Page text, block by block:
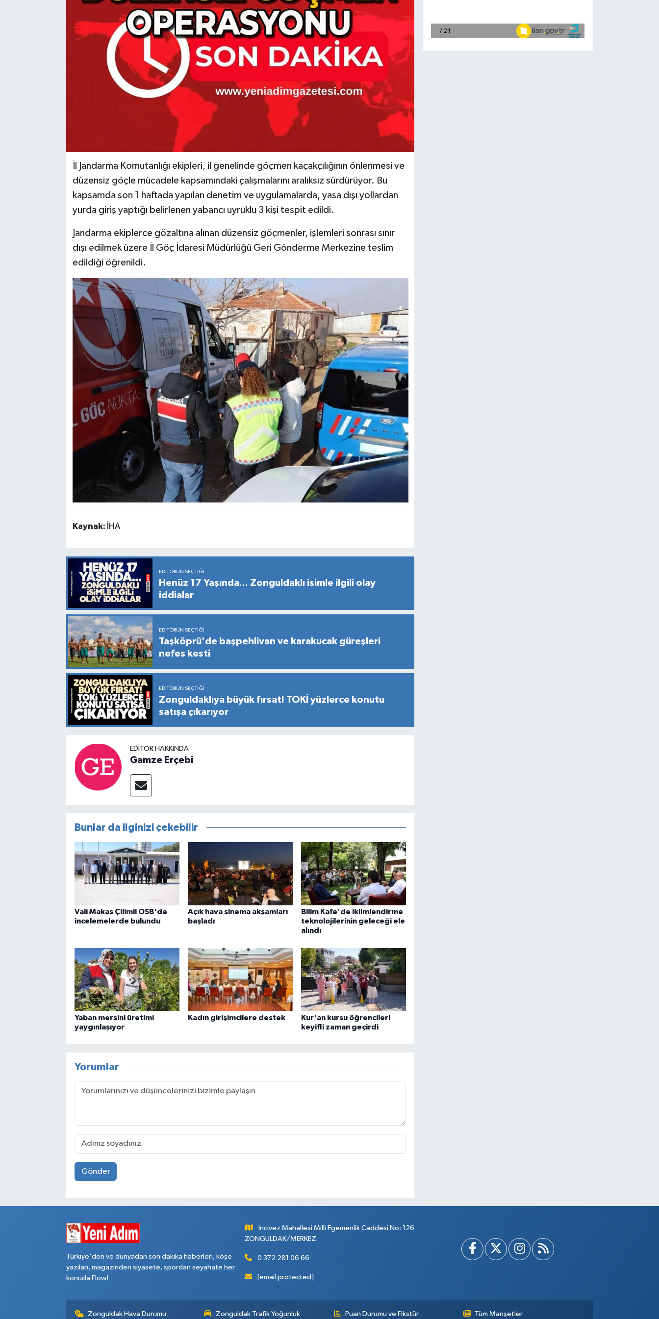
İl Jandarma Komutanlığı ekipleri, il genelinde göçmen kaçakçılığının önlenmesi ve
düzensiz göçle mücadele kapsamındaki çalışmalarını aralıksız sürdürüyor. Bu
kapsamda son 1 haftada yapılan denetim ve uygulamalarda, yasa dışı yollardan
yurda giriş yaptığı belirlenen yabancı uyruklu 3 kişi tespit edildi.
Jandarma ekiplerce gözaltına alınan düzensiz göçmenler, işlemleri sonrası sınır
dışı edilmek üzere İl Göç İdaresi Müdürlüğü Geri Gönderme Merkezine teslim
edildiği öğrenildi.
Kaynak: İHA
EDITÖRÜN SEÇTIĞI
Henüz 17 Yaşında... Zonguldaklı isimle ilgili olay
iddialar
EDITÖRÜN SEÇTIĞI
Taşköprü'de başpehlivan ve karakucak güreşleri
nefes kesti
EDITÖRÜN SEÇTIĞI
Zonguldaklıya büyük fırsat! TOKİ yüzlerce konutu
satışa çıkarıyor
EDITÖR HAKKINDA
Gamze Erçebi
Bunlar da ilginizi çekebilir
Vali Makas Çilimli OSB'de
incelemelerde bulundu
Açık hava sinema akşamları
başladı
Bilim Kafe'de iklimlendirme
teknolojilerinin geleceği ele
alındı
Yaban mersini üretimi
yaygınlaşıyor
Kadın girişimcilere destek
Kur'an kursu öğrencileri
keyifli zaman geçirdi
Yorumlar
Gönder
Türkiye'den ve dünyadan son dakika haberleri, köşe
yazıları, magazinden siyasete, spordan seyahate her
konuda Flow!
İncivez Mahallesi Milli Egemenlik Caddesi No: 126
ZONGULDAK/MERKEZ
0 372 281 06 66
[email protected]
Zonguldak Hava Durumu Zonguldak Trafik Yoğunluk Puan Durumu ve Fikstür Tüm Manşetler